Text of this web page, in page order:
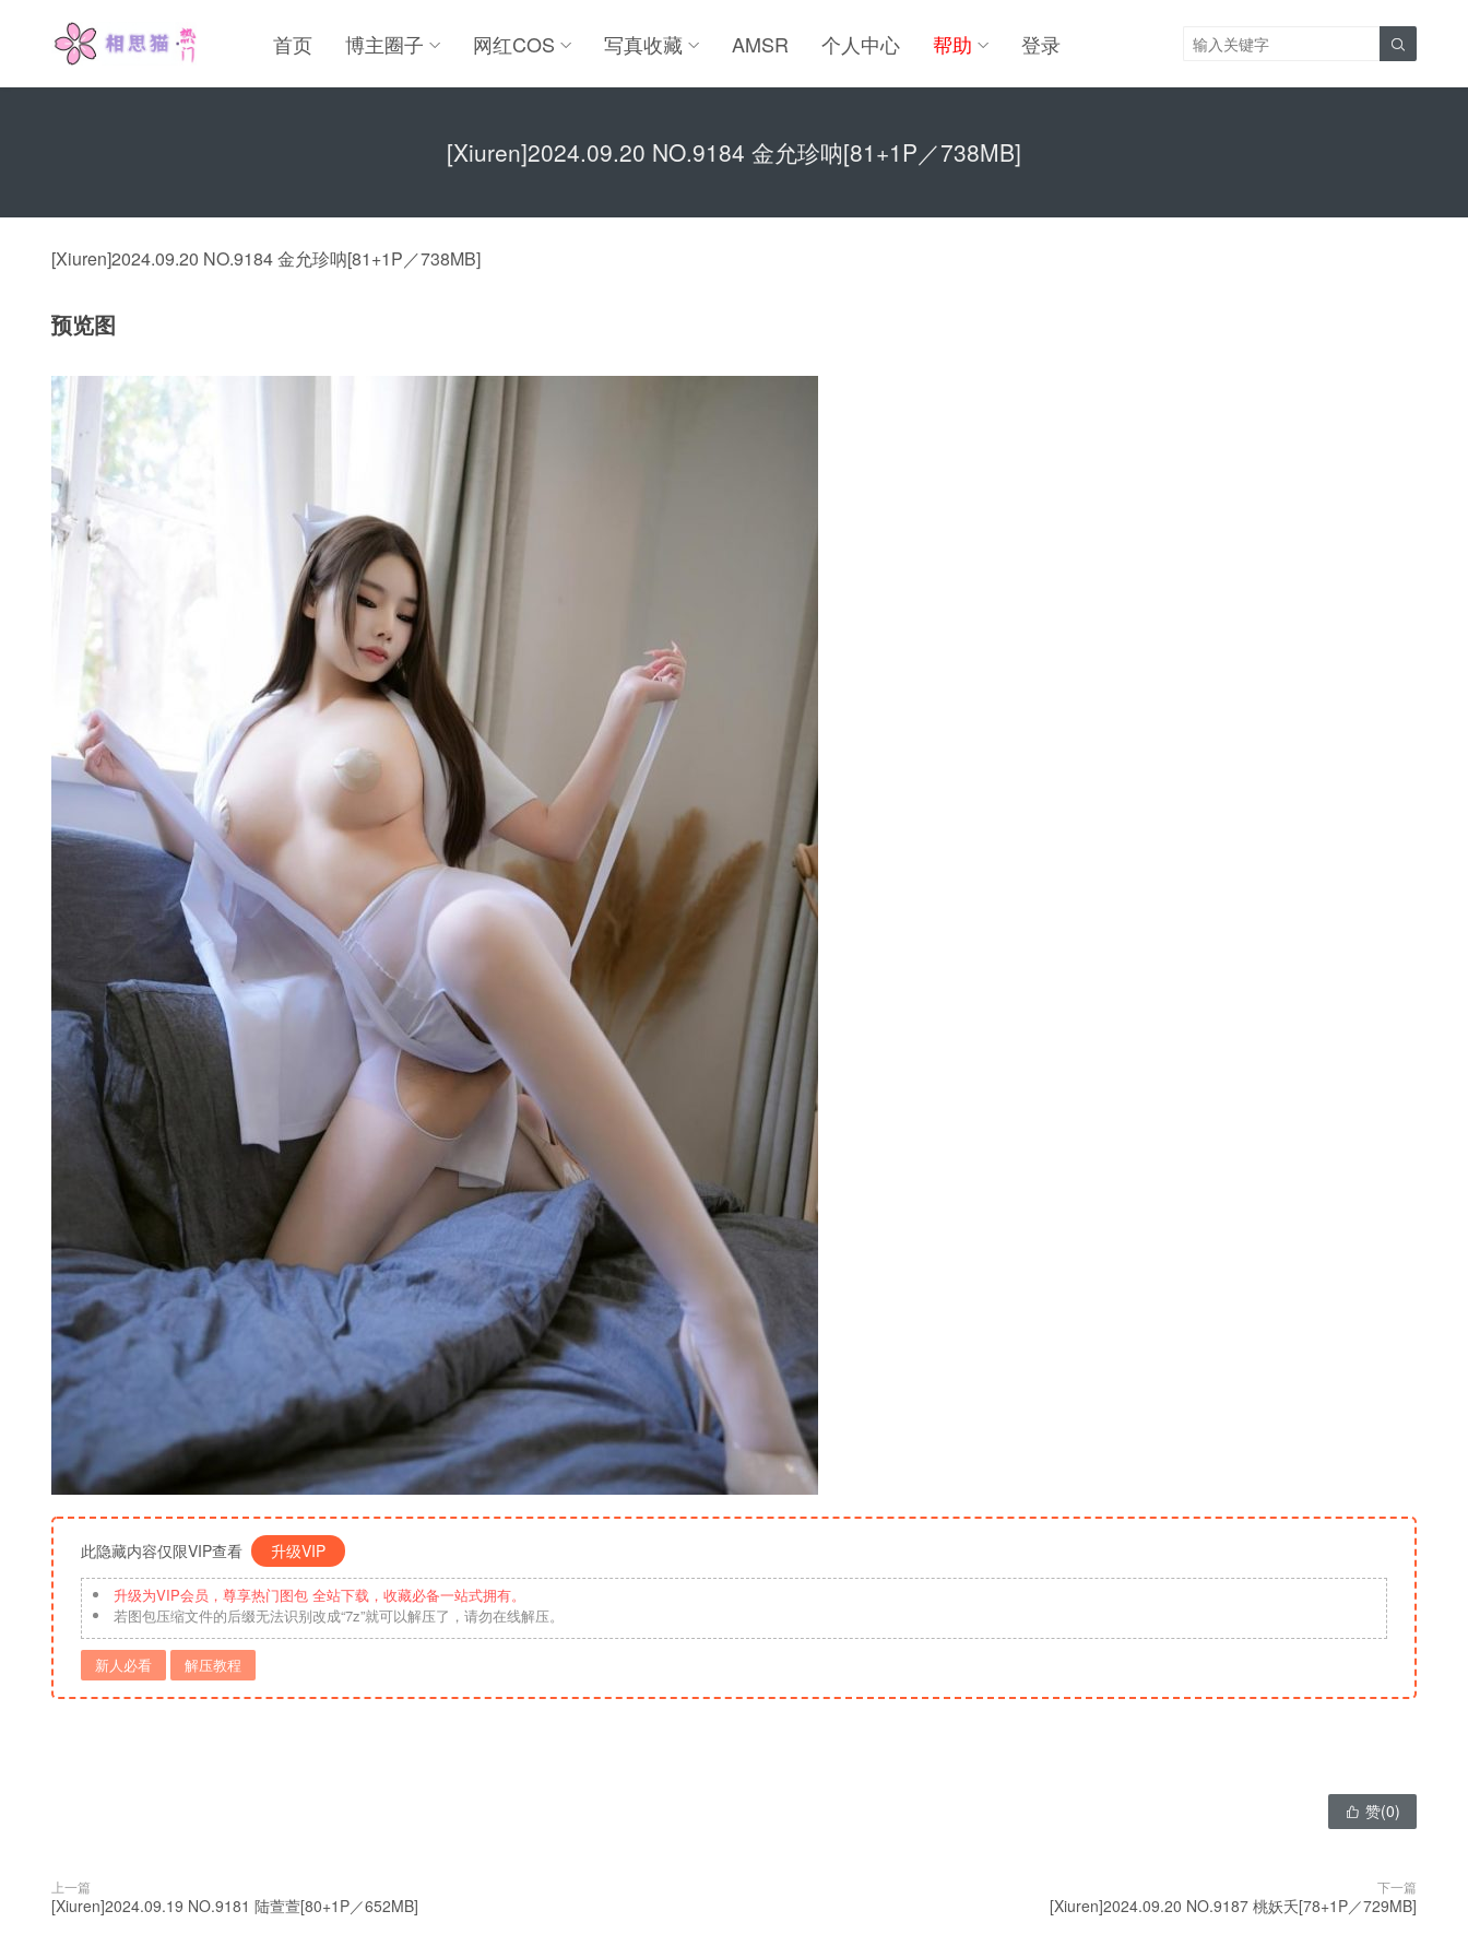
首页 博主圈子 网红COS 写真收藏 AMSR 个人中心 帮助 登录 
[Xiuren]2024.09.20 NO.9184 金允珍呐[81+1P／738MB]
[Xiuren]2024.09.20 NO.9184 金允珍呐[81+1P／738MB]
预览图
此隐藏内容仅限VIP查看 升级VIP
升级为VIP会员，尊享热门图包 全站下载，收藏必备一站式拥有。
若图包压缩文件的后缀无法识别改成“7z”就可以解压了，请勿在线解压。
新人必看 解压教程
 赞(0)
上一篇
[Xiuren]2024.09.19 NO.9181 陆萱萱[80+1P／652MB]
下一篇
[Xiuren]2024.09.20 NO.9187 桃妖夭[78+1P／729MB]